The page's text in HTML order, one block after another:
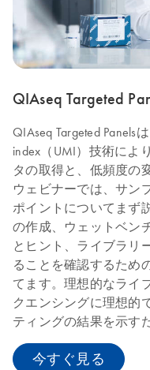
QIAseq Targeted
QIAseq Targeted Panels
index（UMI）技術によ
タの取得と、低頻度の
ウェビナーでは、サン
ポイントについてまず
の作成、ウェットベン
とヒント、ライブラリ
ることを確認するため
てます。理想的なライ
クエンシングに理想的
ティングの結果を示す
今すぐ見る